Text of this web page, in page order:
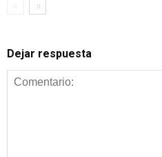
Dejar respuesta